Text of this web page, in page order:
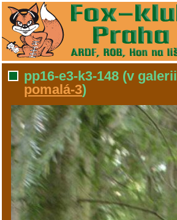
pp16-e3-k3-148 (v galerii
pomalá-3)